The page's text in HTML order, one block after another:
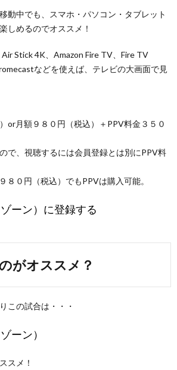
動中でも、スマホ・パソコン・タブレット
しめるのでオススメ！
Stick 4K、Amazon Fire TV、Fire TV
などを使えば、テレビの大画面で見
or月額９８０円（税込）＋PPV料金３５０
で、視聴するには会員登録とは別にPPV料
８０円（税込）でもPPVは購入可能。
ーン）に登録する
がオススメ？
この試合は・・・
ーン）
スメ！